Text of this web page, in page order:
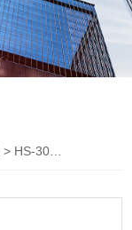
> HS-300B单相电容电感测试仪